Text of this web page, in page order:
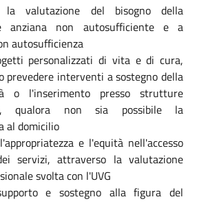
la valutazione del bisogno della
anziana non autosufficiente e a
autosufficienza
personalizzati di vita e di cura,
prevedere interventi a sostegno della
o l'inserimento presso strutture
qualora non sia possibile la
al domicilio
e l'equità nell'accesso
servizi, attraverso la valutazione
svolta con l'UVG
e sostegno alla figura del